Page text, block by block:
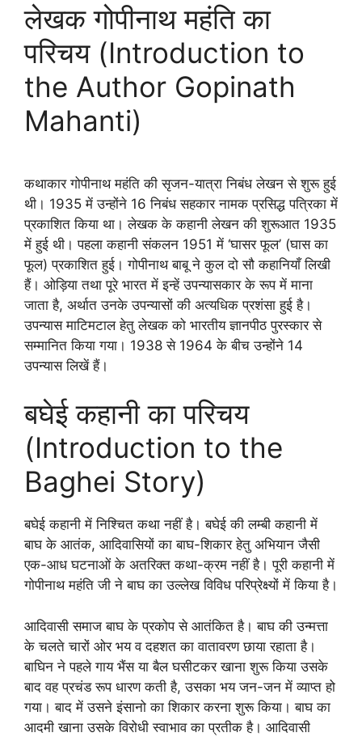
लेखक गोपीनाथ महंति का
परिचय (Introduction to
the Author Gopinath
Mahanti)
कथाकार गोपीनाथ महंति की सृजन-यात्रा निबंध लेखन से शुरू हुई
थी। 1935 में उन्होंने 16 निबंध सहकार नामक प्रसिद्ध पत्रिका में
प्रकाशित किया था। लेखक के कहानी लेखन की शुरूआत 1935
में हुई थी। पहला कहानी संकलन 1951 में ‘घासर फूल’ (घास का
फूल) प्रकाशित हुई। गोपीनाथ बाबू ने कुल दो सौ कहानियाँ लिखी
हैं। ओड़िया तथा पूरे भारत में इन्हें उपन्यासकार के रूप में माना
जाता है, अर्थात उनके उपन्यासों की अत्यधिक प्रशंसा हुई है।
उपन्यास माटिमटाल हेतु लेखक को भारतीय ज्ञानपीठ पुरस्कार से
सम्मानित किया गया। 1938 से 1964 के बीच उन्होंने 14
उपन्यास लिखें हैं।
बघेई कहानी का परिचय
(Introduction to the
Baghei Story)
बघेई कहानी में निश्चित कथा नहीं है। बघेई की लम्बी कहानी में
बाघ के आतंक, आदिवासियों का बाघ-शिकार हेतु अभियान जैसी
एक-आध घटनाओं के अतरिक्त कथा-क्रम नहीं है। पूरी कहानी में
गोपीनाथ महंति जी ने बाघ का उल्लेख विविध परिप्रेक्ष्यों में किया है।
आदिवासी समाज बाघ के प्रकोप से आतंकित है। बाघ की उन्मत्ता
के चलते चारों ओर भय व दहशत का वातावरण छाया रहाता है।
बाघिन ने पहले गाय भैंस या बैल घसीटकर खाना शुरू किया उसके
बाद वह प्रचंड रूप धारण कती है, उसका भय जन-जन में व्याप्त हो
गया। बाद में उसने इंसानो का शिकार करना शुरू किया। बाघ का
आदमी खाना उसके विरोधी स्वाभाव का प्रतीक है। आदिवासी